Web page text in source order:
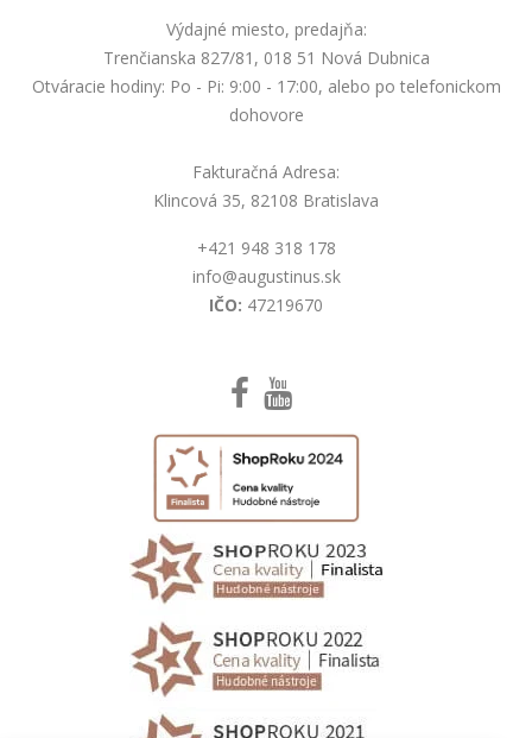
Výdajné miesto, predajňa:
Trenčianska 827/81, 018 51 Nová Dubnica
Otváracie hodiny: Po - Pi: 9:00 - 17:00, alebo po telefonickom
dohovore
Fakturačná Adresa:
Klincová 35, 82108 Bratislava
+421 948 318 178
info@augustinus.sk
IČO: 47219670